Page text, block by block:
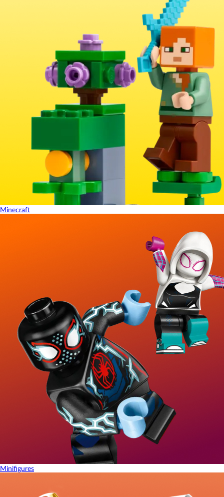
Minecraft
Minifigures